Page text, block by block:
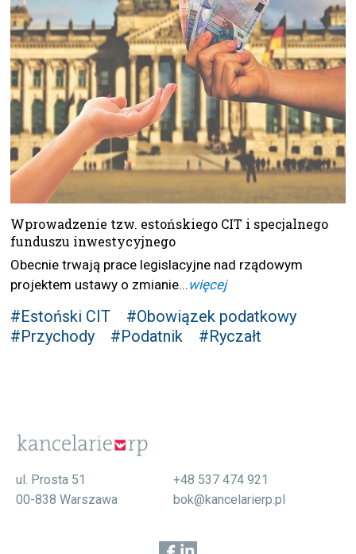
Wprowadzenie tzw. estońskiego CIT i specjalnego
funduszu inwestycyjnego
Obecnie trwają prace legislacyjne nad rządowym
projektem ustawy o zmianie...więcej
#Estoński CIT
#Obowiązek podatkowy
#Przychody
#Podatnik #Ryczałt
ul. Prosta 51
00-838 Warszawa
+48 537 474 921
bok@kancelarierp.pl